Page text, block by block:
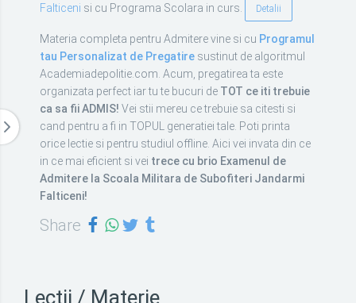
Falticeni si cu Programa Scolara in curs. Detalii
Materia completa pentru Admitere vine si cu Programul
tau Personalizat de Pregatire sustinut de algoritmul
Academiadepolitie.com. Acum, pregatirea ta este
organizata perfect iar tu te bucuri de TOT ce iti trebuie
ca sa fii ADMIS! Vei stii mereu ce trebuie sa citesti si
cand pentru a fi in TOPUL generatiei tale. Poti printa
orice lectie si pentru studiul offline. Aici vei invata din ce
in ce mai eficient si vei trece cu brio Examenul de
Admitere la Scoala Militara de Subofiteri Jandarmi
Falticeni!
Share
Lectii / Materie